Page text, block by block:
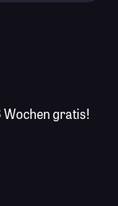
Wochen gratis!